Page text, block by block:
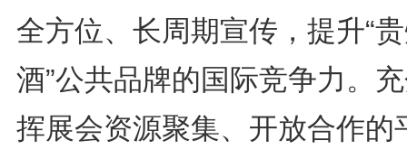
全方位、长周期宣传，提升“
酒”公共品牌的国际竞争力。
挥展会资源聚集、开放合作的